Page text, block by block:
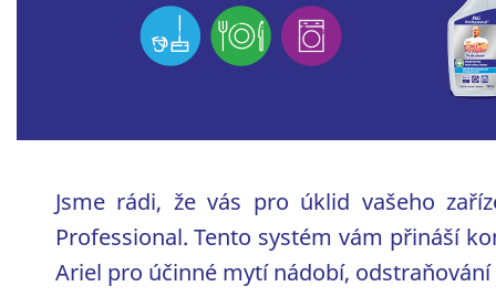
Jsme rádi, že vás pro úklid vašeho
Professional. Tento systém vám přináší
Ariel pro účinné mytí nádobí,